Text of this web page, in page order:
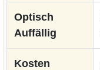
Optisch
Auffällig
Kosten